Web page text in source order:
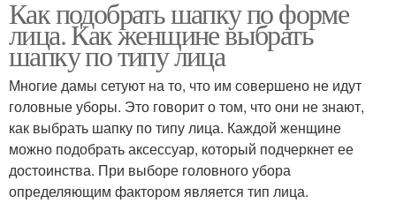
Как подобрать шапку по форме
лица. Как женщине выбрать
шапку по типу лица
Многие дамы сетуют на то, что им совершено не идут
головные уборы. Это говорит о том, что они не знают,
как выбрать шапку по типу лица. Каждой женщине
можно подобрать аксессуар, который подчеркнет ее
достоинства. При выборе головного убора
определяющим фактором является тип лица.